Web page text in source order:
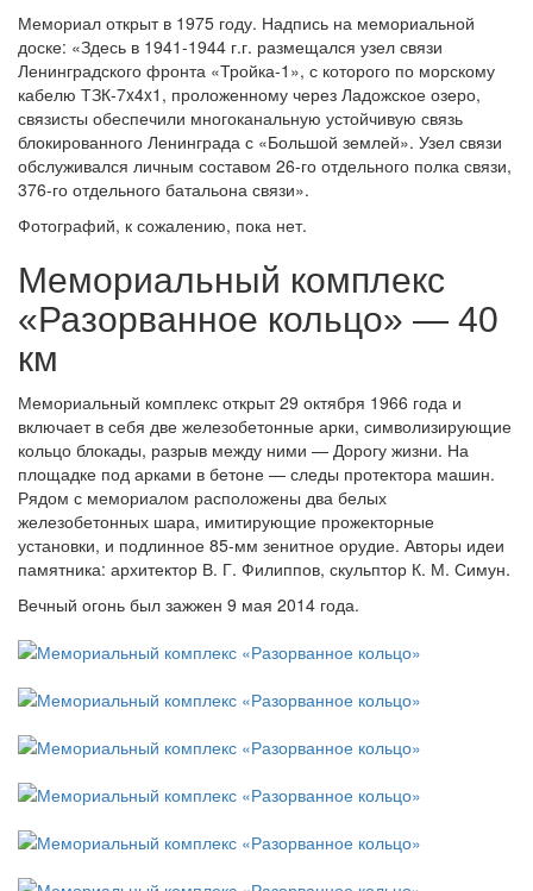
Мемориал открыт в 1975 году. Надпись на мемориальной
доске: «Здесь в 1941-1944 г.г. размещался узел связи
Ленинградского фронта «Тройка-1», с которого по морскому
кабелю ТЗК-7x4x1, проложенному через Ладожское озеро,
связисты обеспечили многоканальную устойчивую связь
блокированного Ленинграда с «Большой землей». Узел связи
обслуживался личным составом 26-го отдельного полка связи,
376-го отдельного батальона связи».
Фотографий, к сожалению, пока нет.
Мемориальный комплекс
«Разорванное кольцо» — 40
км
Мемориальный комплекс открыт 29 октября 1966 года и
включает в себя две железобетонные арки, символизирующие
кольцо блокады, разрыв между ними — Дорогу жизни. На
площадке под арками в бетоне — следы протектора машин.
Рядом с мемориалом расположены два белых
железобетонных шара, имитирующие прожекторные
установки, и подлинное 85-мм зенитное орудие. Авторы идеи
памятника: архитектор В. Г. Филиппов, скульптор К. М. Симун.
Вечный огонь был зажжен 9 мая 2014 года.